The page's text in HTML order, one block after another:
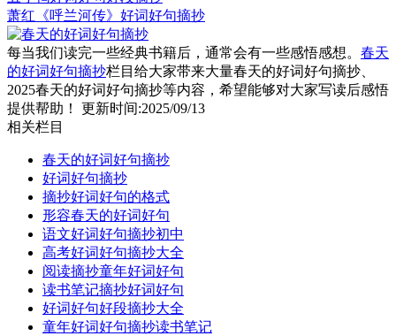
萧红《呼兰河传》好词好句摘抄
每当我们读完一些经典书籍后，通常会有一些感悟感想。 春天
的好词好句摘抄栏目给大家带来大量春天的好词好句摘抄、
2025春天的好词好句摘抄等内容，希望能够对大家写读后感悟
提供帮助！ 更新时间:2025/09/13
相关栏目
春天的好词好句摘抄
好词好句摘抄
摘抄好词好句的格式
形容春天的好词好句
语文好词好句摘抄初中
高考好词好句摘抄大全
阅读摘抄童年好词好句
读书笔记摘抄好词好句
好词好句好段摘抄大全
童年好词好句摘抄读书笔记